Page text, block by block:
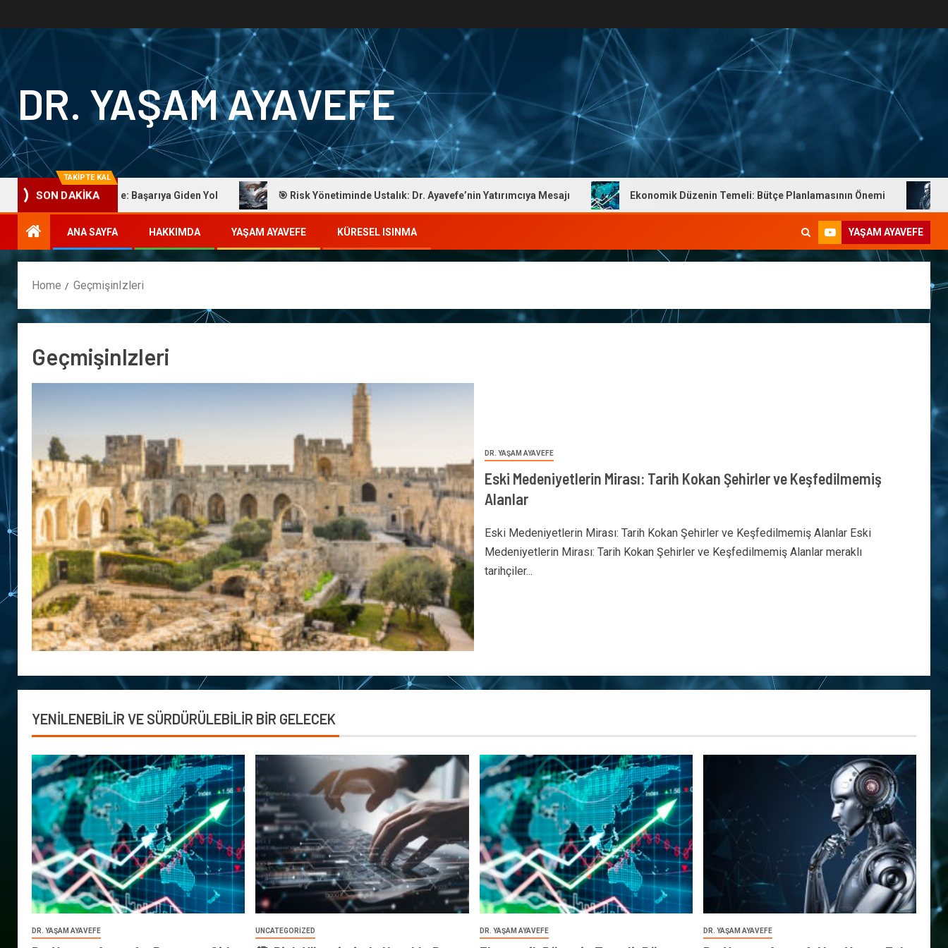
DR. YAŞAM AYAVEFE
TAKİPTE KAL
SON DAKİKA
Dr. Yaşam Ayavefe: Başarıya Giden Yol 🎯 Risk Yönetiminde Ustalık: Dr. Ayavefe’nin Yatırımcıya Mesajı Ekonomik Düzenin Temeli: Bütçe Planlamasının Önemi Dr.
ANA SAYFA HAKKIMDA YAŞAM AYAVEFE KÜRESEL ISINMA YAŞAM AYAVEFE
Home GeçmişinIzleri
GeçmişinIzleri
DR. YAŞAM AYAVEFE
Eski Medeniyetlerin Mirası: Tarih Kokan Şehirler ve Keşfedilmemiş
Alanlar
Eski Medeniyetlerin Mirası: Tarih Kokan Şehirler ve Keşfedilmemiş Alanlar Eski
Medeniyetlerin Mirası: Tarih Kokan Şehirler ve Keşfedilmemiş Alanlar meraklı
tarihçiler...
YENİLENEBİLİR VE SÜRDÜRÜLEBİLİR BİR GELECEK
DR. YAŞAM AYAVEFE UNCATEGORIZED DR. YAŞAM AYAVEFE DR. YAŞAM AYAVEFE